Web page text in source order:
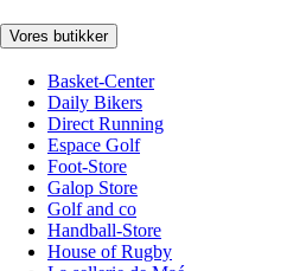
Vores butikker
Basket-Center
Daily Bikers
Direct Running
Espace Golf
Foot-Store
Galop Store
Golf and co
Handball-Store
House of Rugby